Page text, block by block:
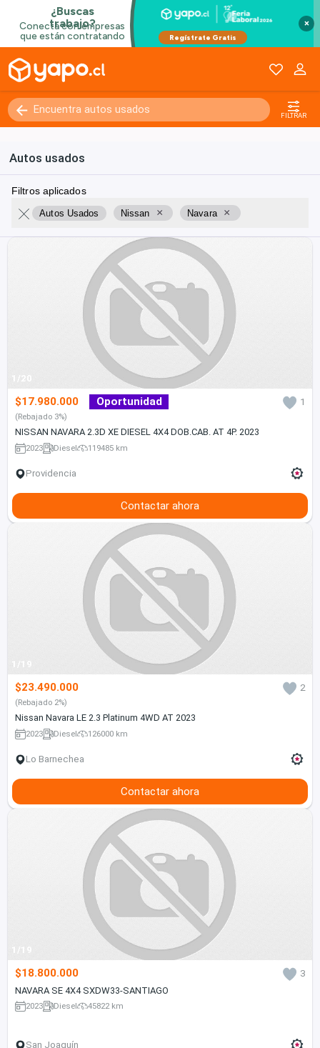
×
FILTRAR
Autos usados
Filtros aplicados
Autos Usados Nissan × Navara ×
1/20
$17.980.000 Oportunidad 1
(Rebajado 3%)
NISSAN NAVARA 2.3D XE DIESEL 4X4 DOB.CAB. AT 4P. 2023
2023 Diesel 119485 km
Providencia
Contactar ahora
1/19
$23.490.000 2
(Rebajado 2%)
Nissan Navara LE 2.3 Platinum 4WD AT 2023
2023 Diesel 126000 km
Lo Barnechea
Contactar ahora
1/19
$18.800.000
3
NAVARA SE 4X4 SXDW33-SANTIAGO
2023 Diesel 45822 km
San Joaquín